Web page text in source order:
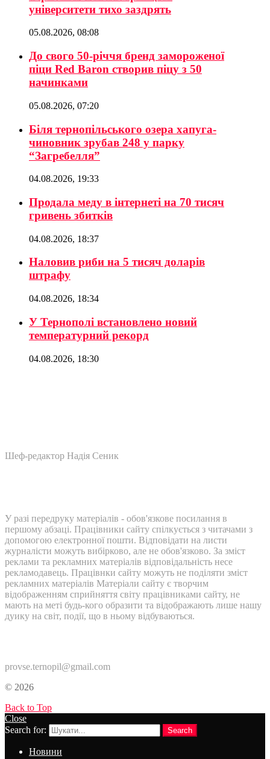
університети тихо заздрять
05.08.2026, 08:08
До свого 50-річчя бренд замороженої
піци Red Baron створив піцу з 50
начинками
05.08.2026, 07:20
Біля тернопільського озера хапуга-
чиновник зрубав 248 у парку
“Загребелля”
04.08.2026, 19:33
Продала меду в інтернеті на 70 тисяч
гривень збитків
04.08.2026, 18:37
Наловив риби на 5 тисяч доларів
штрафу
04.08.2026, 18:34
У Тернополі встановлено новий
температурний рекорд
04.08.2026, 18:30
Шеф-редактор Надія Сеник
У разі передруку матеріалів - обов'язкове посилання в
першому абзаці. Працівники сайту спілкується з читачами з
допомогою електронної пошти. Відповідати на листи
журналісти можуть вибірково, але не обов'язково. За зміст
реклами та рекламних матеріалів відповідальність несе
рекламодавець. Працівнки сайту можуть не поділяти зміст
рекламних матеріалів Матеріали сайту є творчим
відображенням сприйняття світу працівниками сайту, не
мають на меті будь-кого образити та відображають лише нашу
дуику на світ, події, що в ньому відбуваються.
provse.ternopil@gmail.com
© 2026
Back to Top
Close
Search for:
Search
Новини